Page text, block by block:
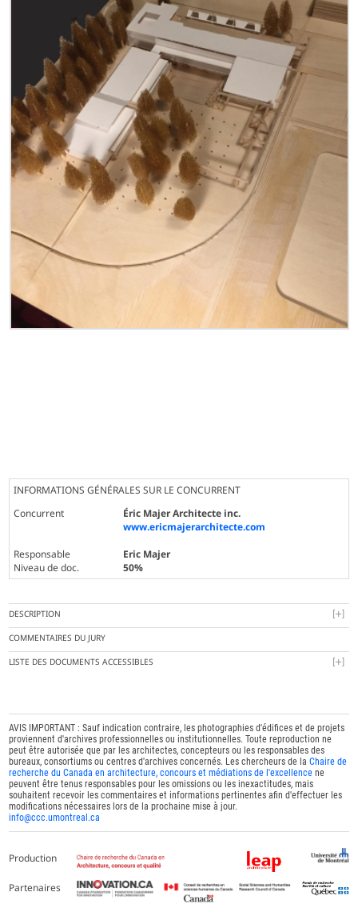
INFORMATIONS GÉNÉRALES SUR LE CONCURRENT
Concurrent
Éric Majer Architecte inc.
www.ericmajerarchitecte.com
Responsable
Eric Majer
Niveau de doc.
50%
DESCRIPTION
COMMENTAIRES DU JURY
LISTE DES DOCUMENTS ACCESSIBLES
AVIS IMPORTANT : Sauf indication contraire, les photographies d'édifices et de projets
proviennent d'archives professionnelles ou institutionnelles. Toute reproduction ne
peut être autorisée que par les architectes, concepteurs ou les responsables des
bureaux, consortiums ou centres d'archives concernés. Les chercheurs de laChaire de
recherche du Canada en architecture, concours et médiations de l'excellence ne
peuvent être tenus responsables pour les omissions ou les inexactitudes, mais
souhaitent recevoir les commentaires et informations pertinentes afin d'effectuer les
modifications nécessaires lors de la prochaine mise à jour.
info@ccc.umontreal.ca
Production
Partenaires